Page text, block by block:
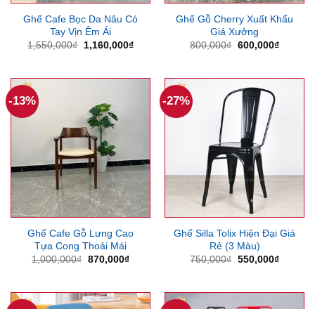
Ghế Cafe Bọc Da Nâu Có
Tay Vịn Êm Ái
1,550,000₫
Giá
1,160,000₫Giá
1,160,000₫.
Ghế Gỗ Cherry Xuất Khẩu
Giá Xưởng
800,000₫ Giá
600,000₫Giá
-13%
Ghế Cafe Gỗ Lưng Cao
Tựa Cong Thoải Mái
1,000,000₫ Giá
870,000₫Giá
870,000₫.
-27%
Ghế Silla Tolix Hiện Đại Giá
Rẻ (3 Màu)
750,000₫ Giá
550,000₫Giá